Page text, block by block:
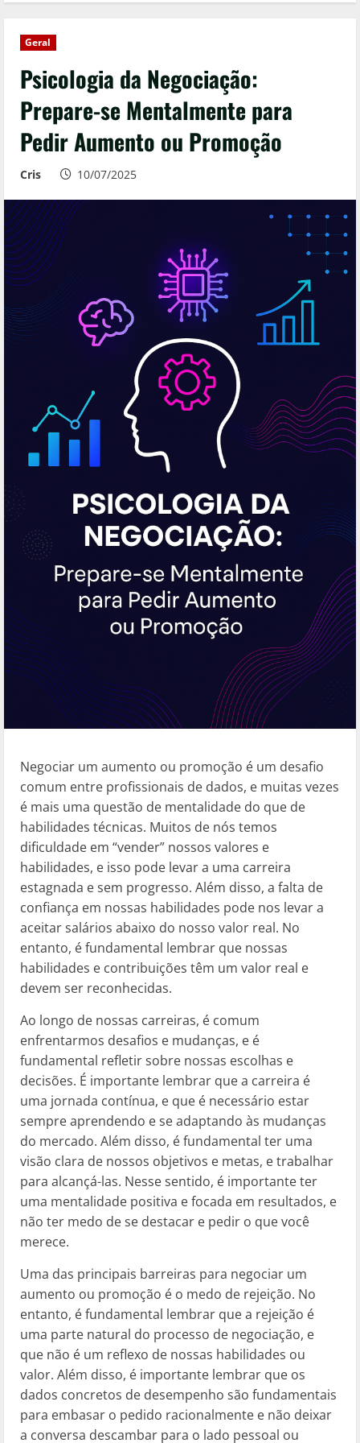
Geral
Psicologia da Negociação:
Prepare-se Mentalmente para
Pedir Aumento ou Promoção
Cris 10/07/2025
Negociar um aumento ou promoção é um desafio
comum entre profissionais de dados, e muitas vezes
é mais uma questão de mentalidade do que de
habilidades técnicas. Muitos de nós temos
dificuldade em “vender” nossos valores e
habilidades, e isso pode levar a uma carreira
estagnada e sem progresso. Além disso, a falta de
confiança em nossas habilidades pode nos levar a
aceitar salários abaixo do nosso valor real. No
entanto, é fundamental lembrar que nossas
habilidades e contribuições têm um valor real e
devem ser reconhecidas.
Ao longo de nossas carreiras, é comum
enfrentarmos desafios e mudanças, e é
fundamental refletir sobre nossas escolhas e
decisões. É importante lembrar que a carreira é
uma jornada contínua, e que é necessário estar
sempre aprendendo e se adaptando às mudanças
do mercado. Além disso, é fundamental ter uma
visão clara de nossos objetivos e metas, e trabalhar
para alcançá-las. Nesse sentido, é importante ter
uma mentalidade positiva e focada em resultados, e
não ter medo de se destacar e pedir o que você
merece.
Uma das principais barreiras para negociar um
aumento ou promoção é o medo de rejeição. No
entanto, é fundamental lembrar que a rejeição é
uma parte natural do processo de negociação, e
que não é um reflexo de nossas habilidades ou
valor. Além disso, é importante lembrar que os
dados concretos de desempenho são fundamentais
para embasar o pedido racionalmente e não deixar
a conversa descambar para o lado pessoal ou